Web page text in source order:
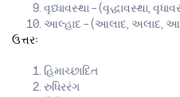
વૃધ્ધાવસ્થા – (વૃદ્ધાવસ્થા,
આલ્હાદ – (આલાદ, અલાદ,
ઉત્તરઃ
હિમાચ્છાદિત
રુધિરરંગ